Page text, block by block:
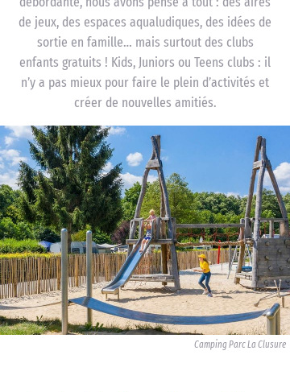
de jeux, des espaces aqualudiques, des idées de
sortie en famille… mais surtout des clubs
enfants gratuits ! Kids, Juniors ou Teens clubs : il
n’y a pas mieux pour faire le plein d’activités et
créer de nouvelles amitiés.
Camping Parc La Clusure